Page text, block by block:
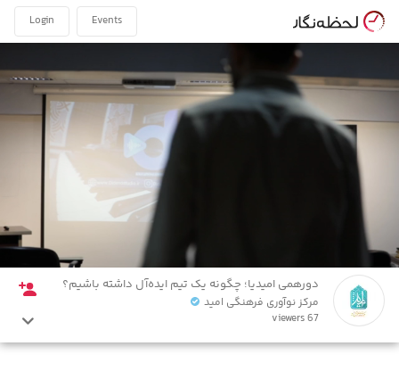
Events
Login
دورهمی امیدیا؛ چگونه یک تیم ایده‌آل داشته باشیم؟
مرکز نوآوری فرهنگی امید
67 viewers